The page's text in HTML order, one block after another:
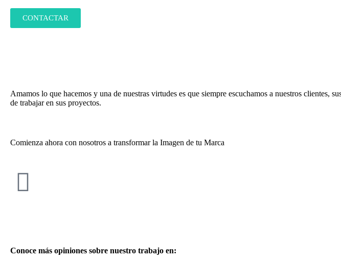
CONTACTAR
Amamos lo que hacemos y una de nuestras virtudes es que siempre escuchamos a nuestros clientes,
de trabajar en sus proyectos.
Comienza ahora con nosotros a transformar la Imagen de tu Marca
Conoce más opiniones sobre nuestro trabajo en: